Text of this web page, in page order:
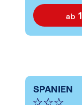
ab
SPANIEN